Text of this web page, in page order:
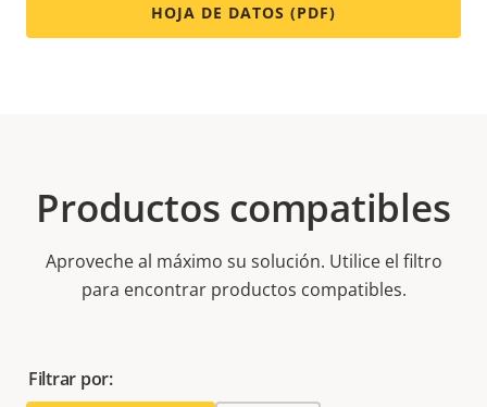
HOJA DE DATOS (PDF)
Productos compatibles
Aproveche al máximo su solución. Utilice el filtro
para encontrar productos compatibles.
Filtrar por: